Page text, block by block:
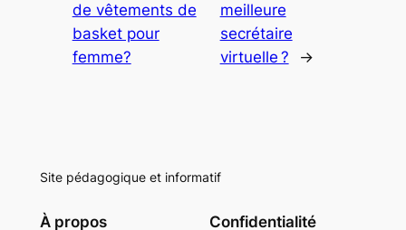
de vêtements de
basket pour
femme?
meilleure
secrétaire
virtuelle ?
→
Site pédagogique et informatif
À propos Confidentialité